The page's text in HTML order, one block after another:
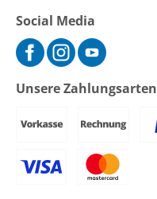
Social Media
Unsere Zahlungsarten